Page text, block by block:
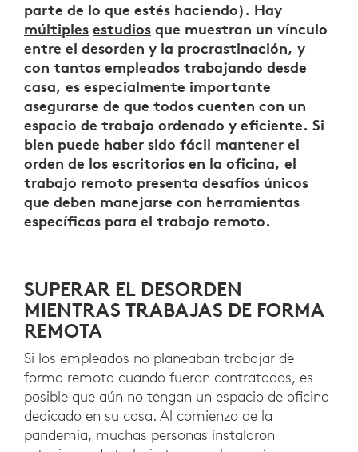
parte de lo que estés haciendo). Hay
múltiples estudios que muestran un vínculo
entre el desorden y la procrastinación, y
con tantos empleados trabajando desde
casa, es especialmente importante
asegurarse de que todos cuenten con un
espacio de trabajo ordenado y eficiente. Si
bien puede haber sido fácil mantener el
orden de los escritorios en la oficina, el
trabajo remoto presenta desafíos únicos
que deben manejarse con herramientas
específicas para el trabajo remoto.
SUPERAR EL DESORDEN
MIENTRAS TRABAJAS DE FORMA
REMOTA
Si los empleados no planeaban trabajar de
forma remota cuando fueron contratados, es
posible que aún no tengan un espacio de oficina
dedicado en su casa. Al comienzo de la
pandemia, muchas personas instalaron